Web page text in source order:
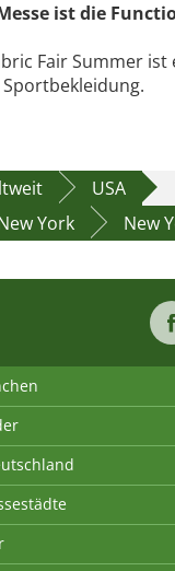
ist die
Fair Summer ist
USA
York
New